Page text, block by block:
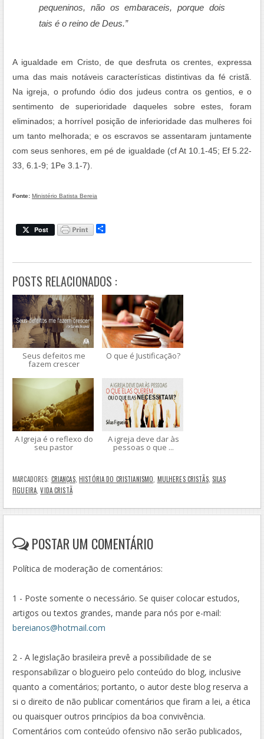
pequeninos, não os embaraceis, porque dois
tais é o reino de Deus.”
A igualdade em Cristo, de que desfruta os crentes, expressa
uma das mais notáveis características distintivas da fé cristã.
Na igreja, o profundo ódio dos judeus contra os gentios, e o
sentimento de superioridade daqueles sobre estes, foram
eliminados; a horrível posição de inferioridade das mulheres foi
um tanto melhorada; e os escravos se assentaram juntamente
com seus senhores, em pé de igualdade (cf At 10.1-45; Ef 5.22-
33, 6.1-9; 1Pe 3.1-7).
Fonte: Ministério Batista Bereia
Post
e
POSTS RELACIONADOS :
Seus defeitos me
fazem crescer
O que é Justificação?
A Igreja é o reflexo do
seu pastor
A igreja deve dar às
pessoas o que ...
MARCADORES: CRIANÇAS,HISTÓRIA DO CRISTIANISMO, MULHERES CRISTÃS, SILAS
FIGUEIRA,VIDA CRISTÃ
POSTAR UM COMENTÁRIO
Política de moderação de comentários:
1 - Poste somente o necessário. Se quiser colocar estudos,
artigos ou textos grandes, mande para nós por e-mail:
bereianos@hotmail.com
2 - A legislação brasileira prevê a possibilidade de se
responsabilizar o blogueiro pelo conteúdo do blog, inclusive
quanto a comentários; portanto, o autor deste blog reserva a
si o direito de não publicar comentários que firam a lei, a ética
ou quaisquer outros princípios da boa convivência.
Comentários com conteúdo ofensivo não serão publicados,